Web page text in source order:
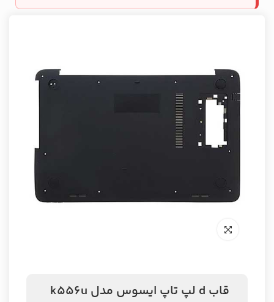
قاب d لپ تاپ ایسوس مدل k556u